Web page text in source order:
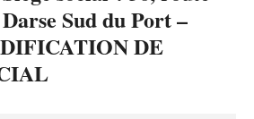
Sud du Port –
DE